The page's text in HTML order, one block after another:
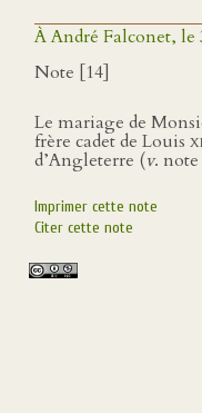
À André Falconet, le
Note [14]
Le mariage de
frère cadet de Louis
d’Angleterre (v. note
Imprimer cette note
Citer cette note